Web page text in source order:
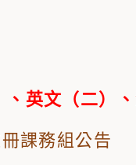
、英文（二）
課務組公告